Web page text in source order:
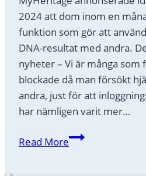
2024 att dom inom en
funktion som gör att
DNA-resultat med andra.
nyheter – Vi är många som
blockade då man försökt
andra, just för att
har nämligen varit mer…
Read MoreSkräll!